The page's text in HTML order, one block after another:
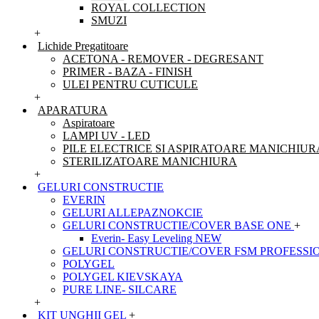
ROYAL COLLECTION
SMUZI
+
Lichide Pregatitoare
ACETONA - REMOVER - DEGRESANT
PRIMER - BAZA - FINISH
ULEI PENTRU CUTICULE
+
APARATURA
Aspiratoare
LAMPI UV - LED
PILE ELECTRICE SI ASPIRATOARE
STERILIZATOARE MANICHIURA
+
GELURI CONSTRUCTIE
EVERIN
GELURI ALLEPAZNOKCIE
GELURI CONSTRUCTIE/COVER BASE ONE +
Everin- Easy Leveling NEW
GELURI CONSTRUCTIE/COVER FSM
POLYGEL
POLYGEL KIEVSKAYA
PURE LINE- SILCARE
+
KIT UNGHII GEL +